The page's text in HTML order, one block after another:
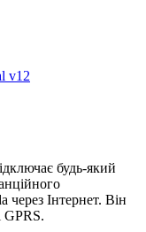
v12
будь-який
через Інтернет. Він
GPRS.